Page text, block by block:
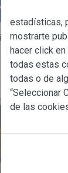
adelante,
de
las
estadísticas,
mostrarte
hacer click
todas estas
todas o de
“Seleccionar
de las